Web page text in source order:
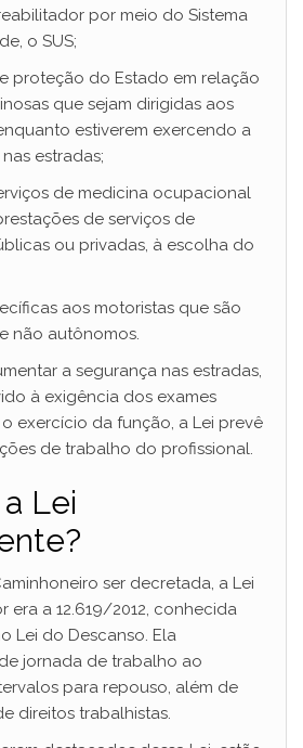
por meio do Sistema
o SUS;
proteção do Estado em relação
que sejam dirigidas aos
estiverem exercendo a
estradas;
de medicina ocupacional
de serviços de
ou privadas, à escolha do
aos motoristas que são
não autônomos.
a segurança nas estradas,
à exigência dos exames
exercício da função, a Lei prevê
de trabalho do profissional.
Lei
ser decretada, a Lei
era a 12.619/2012, conhecida
Lei do Descanso. Ela
jornada de trabalho ao
para repouso, além de
direitos trabalhistas.